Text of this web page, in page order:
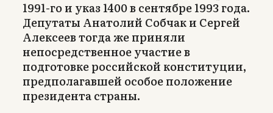
1991-го и указ 1400 в сентябре 1993 года.
Депутаты Анатолий Собчак и Сергей
Алексеев тогда же приняли
непосредственное участие в
подготовке российской конституции,
предполагавшей особое положение
президента страны.